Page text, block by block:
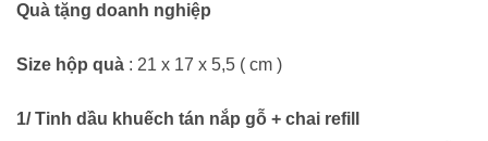
Quà tặng doanh nghiệp
Size hộp quà : 21 x 17 x 5,5 ( cm )
1/ Tinh dầu khuếch tán nắp gỗ + chai refill